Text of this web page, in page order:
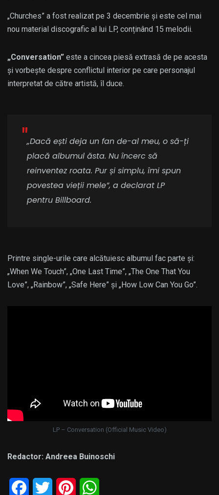
„Churches” a fost realizat pe 3 decembrie și este cel mai
nou material discografic al lui LP, conținând 15 melodii.
„Conversation” este a cincea piesă extrasă de pe acesta
și vorbește despre conflictul interior pe care personajul
interpretat de către artistă, îl duce.
„Dacă ești deja un fan de-al meu, o să-ți
placă albumul ăsta. Nu încerc să
reinventez roata. Pur și simplu, îmi spun
povestea vieții mele”, a declarat LP
pentru Billboard.
Printre single-urile care alcătuiesc albumul fac parte și:
„When We Touch”, „One Last Time”, „The One That You
Love”, „Rainbow”, „Safe Here” și „How Low Can You Go”.
LP – Conversation (Official Music Video)
Redactor: Andreea Buinoschi
Facebook
Twitter Pinterest